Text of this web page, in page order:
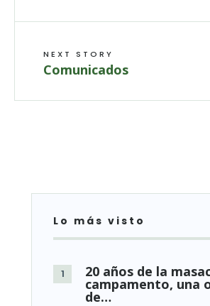
NEXT STORY
Comunicados
Lo más visto
20 años de la
campamento, una
de…